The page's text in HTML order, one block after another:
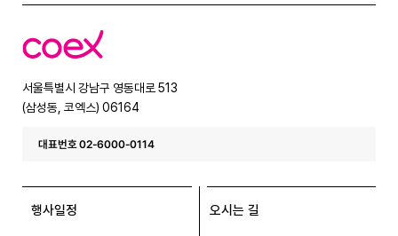
코
엑
서울특별시 강남구 영동대로 513
(삼성동, 코엑스) 06164
대표번호 02-6000-0114
행사일정 오시는 길